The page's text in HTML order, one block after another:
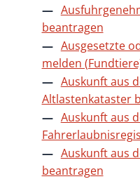
beantragen
Ausgesetzte
melden
Auskunft aus
Altlastenkataster
Auskunft aus
Auskunft aus
beantragen